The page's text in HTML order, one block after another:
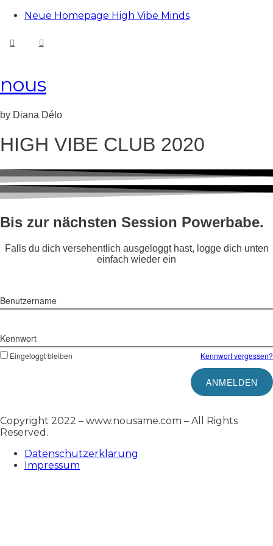
Neue Homepage High Vibe Minds
nous
nous
by Diana Délo
HIGH VIBE CLUB 2020
Bis zur nächsten Session Powerbabe.
Falls du dich versehentlich ausgeloggt hast, logge dich unten
einfach wieder ein
Benutzername
Kennwort
Eingeloggt bleiben Kennwort vergessen?
Copyright 2022 – www.nousame.com – All Rights
Reserved.
Datenschutzerklärung
Impressum